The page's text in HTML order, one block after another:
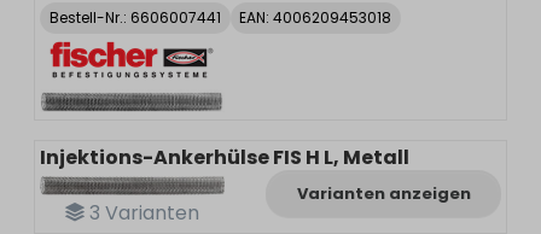
Bestell-Nr.: 6606007441 EAN: 4006209453018
3 Varianten
Injektions-Ankerhülse FIS H L, Metall
Varianten anzeigen